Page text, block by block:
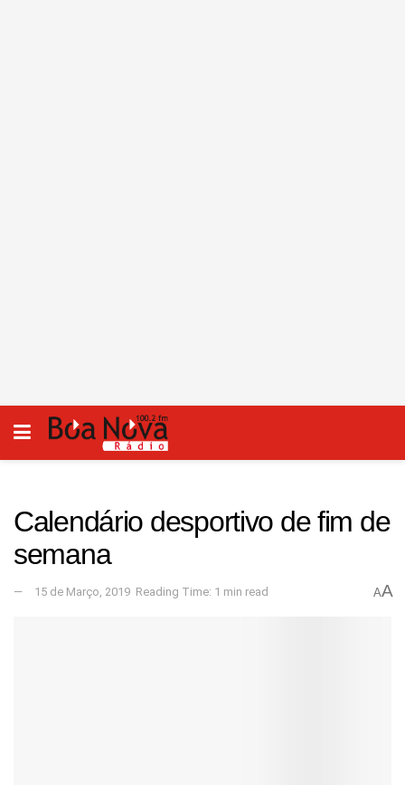
Calendário desportivo de fim de
semana
15 de Março, 2019 Reading Time: 1 min read AA